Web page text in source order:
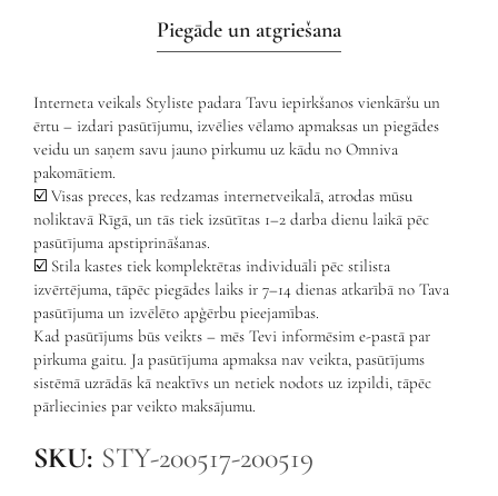
Piegāde un atgriešana
Interneta veikals Styliste padara Tavu iepirkšanos vienkāršu un
ērtu – izdari pasūtījumu, izvēlies vēlamo apmaksas un piegādes
veidu un saņem savu jauno pirkumu uz kādu no Omniva
pakomātiem.
☑️ Visas preces, kas redzamas internetveikalā, atrodas mūsu
noliktavā Rīgā, un tās tiek izsūtītas 1–2 darba dienu laikā pēc
pasūtījuma apstiprināšanas.
☑️ Stila kastes tiek komplektētas individuāli pēc stilista
izvērtējuma, tāpēc piegādes laiks ir 7–14 dienas atkarībā no Tava
pasūtījuma un izvēlēto apģērbu pieejamības.
Kad pasūtījums būs veikts – mēs Tevi informēsim e-pastā par
pirkuma gaitu. Ja pasūtījuma apmaksa nav veikta, pasūtījums
sistēmā uzrādās kā neaktīvs un netiek nodots uz izpildi, tāpēc
pārliecinies par veikto maksājumu.
SKU: STY-200517-200519